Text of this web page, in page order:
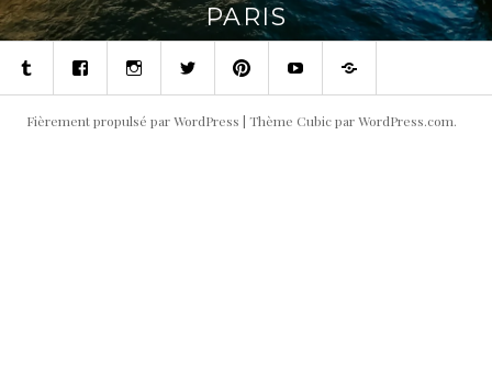
PARIS
TumblrFacebookInstagramTwitterPinterestYoutubeContact
Fièrement propulsé par WordPress | Thème Cubic parWordPress.com.